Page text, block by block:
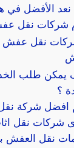
نعد الأفضل في
شركات نقل
نقل عفش
يمكن طلب
؟
افضل شركة
شركات نقل
نقل العفش